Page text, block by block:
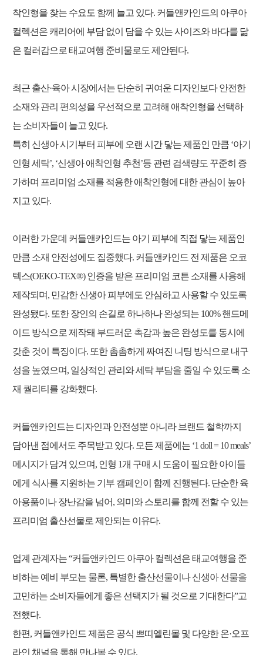
착인형을 찾는 수요도 함께 늘고 있다. 커들앤카인드의 아쿠아
컬렉션은 캐리어에 부담 없이 담을 수 있는 사이즈와 바다를 닮
은 컬러감으로 태교여행 준비물로도 제안된다.
최근 출산·육아 시장에서는 단순히 귀여운 디자인보다 안전한
소재와 관리 편의성을 우선적으로 고려해 애착인형을 선택하
는 소비자들이 늘고 있다.
특히 신생아 시기부터 피부에 오랜 시간 닿는 제품인 만큼 ‘아기
인형 세탁’, ‘신생아 애착인형 추천’등 관련 검색량도 꾸준히 증
가하며 프리미엄 소재를 적용한 애착인형에 대한 관심이 높아
지고 있다.
이러한 가운데 커들앤카인드는 아기 피부에 직접 닿는 제품인
만큼 소재 안전성에도 집중했다. 커들앤카인드 전 제품은 오코
텍스(OEKO-TEX®) 인증을 받은 프리미엄 코튼 소재를 사용해
제작되며, 민감한 신생아 피부에도 안심하고 사용할 수 있도록
완성됐다. 또한 장인의 손길로 하나하나 완성되는 100% 핸드메
이드 방식으로 제작돼 부드러운 촉감과 높은 완성도를 동시에
갖춘 것이 특징이다. 또한 촘촘하게 짜여진 니팅 방식으로 내구
성을 높였으며, 일상적인 관리와 세탁 부담을 줄일 수 있도록 소
재 퀄리티를 강화했다.
커들앤카인드는 디자인과 안전성뿐 아니라 브랜드 철학까지
담아낸 점에서도 주목받고 있다. 모든 제품에는 ‘1 doll = 10 meals’
메시지가 담겨 있으며, 인형 1개 구매 시 도움이 필요한 아이들
에게 식사를 지원하는 기부 캠페인이 함께 진행된다. 단순한 육
아용품이나 장난감을 넘어, 의미와 스토리를 함께 전할 수 있는
프리미엄 출산선물로 제안되는 이유다.
업계 관계자는 “커들앤카인드 아쿠아 컬렉션은 태교여행을 준
비하는 예비 부모는 물론, 특별한 출산선물이나 신생아 선물을
고민하는 소비자들에게 좋은 선택지가 될 것으로 기대한다”고
전했다.
한편, 커들앤카인드 제품은 공식 쁘띠엘린몰 및 다양한 온·오프
라인 채널을 통해 만나볼 수 있다.